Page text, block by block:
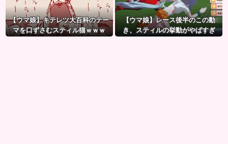
【ウマ娘】キテレツ大百科のテー
マを口ずさむスティル猫ｗｗｗ
【ウマ娘】レース後半のこの動
き、スティルの挙動がやばすぎ